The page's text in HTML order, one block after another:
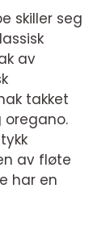
skiller seg
av
takket
av fløte
har en